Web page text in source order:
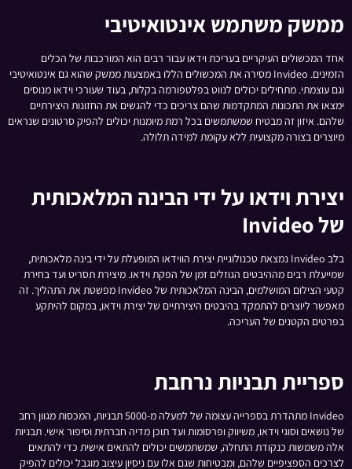
ממשק משתמש אינטואיטיבי
אחד המכשולים העיקריים בעריכת וידאו עבור רבים הוא המורכבות של הכלים
הזמינים. Invideo מסירה את המכשולים הללו באמצעות ממשק שהוא גם אינטואיטיבי
וגם עוצמתי. מתחילים יכולים לנווט בפלטפורמה בקלות, בעוד שעורכי וידאו מנוסים
ימצאו את התכונות המתקדמות שהם צריכים כדי להגשים את החזונות היצירתיים
שלהם. איזון זה מבטיח שמשתמשים בכל רמת מיומנות יכולים להפיק סרטונים שנראים
מיוצרים בצורה מקצועית ללא עקומת למידה תלולה.
יצירת וידאו על ידי הבינה המלאכותית
של Invideo
בלב Invideo נמצאת טכנולוגיית יצירת הווידאו המופעלת על ידי בינה מלאכותית,
שמייעלת רבים מההיבטים הגוזלים זמן של הפקת וידאו. מיצירת תסריט ועד בחירת
קטעי הצילום המושלמים, הבינה המלאכותית של Invideo מפשטת את התהליך. זה
מאפשר ליוצרים להתמקד בהיבטים היצירתיים של יצירת וידאו, במקום להיתקע
בפרטים הקטנים של העריכה.
ספריית תבניות נרחבת
Invideo מתהדרת בספרייה עצומה של למעלה מ-5000 תבניות, המכסות מגוון רחב
של נושאים וסוגי וידאו, משיווק ופרסומות ועד תוכן מדיה חברתית וסיפור אישי. תבניות
אלה משמשות כנקודת התחלה, שמשתמשים יכולים להתאים אישית כדי להתאים
לצרכים הספציפיים שלהם, ומבטיחות שגם אלו עם ניסיון עיצוב מוגבל יכולים להפיק